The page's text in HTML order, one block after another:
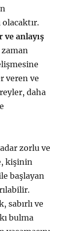
ve anlayış
veren ve
daha
zorlu ve
kişinin
başlayan
sabırlı ve
bulma